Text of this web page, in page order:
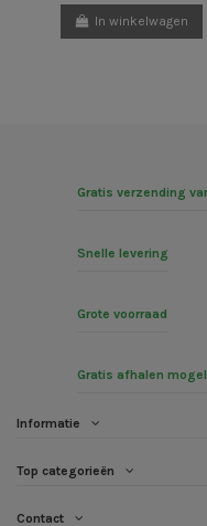
In winkelwagen
Gratis verzending
Snelle levering
Grote voorraad
Gratis afhalen
Informatie
Top categorieën
Contact